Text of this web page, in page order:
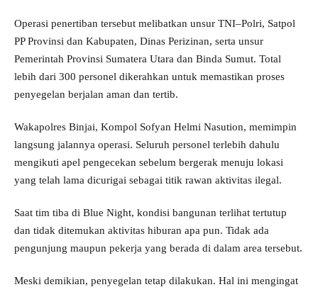
Operasi penertiban tersebut melibatkan unsur TNI–Polri, Satpol
PP Provinsi dan Kabupaten, Dinas Perizinan, serta unsur
Pemerintah Provinsi Sumatera Utara dan Binda Sumut. Total
lebih dari 300 personel dikerahkan untuk memastikan proses
penyegelan berjalan aman dan tertib.
Wakapolres Binjai, Kompol Sofyan Helmi Nasution, memimpin
langsung jalannya operasi. Seluruh personel terlebih dahulu
mengikuti apel pengecekan sebelum bergerak menuju lokasi
yang telah lama dicurigai sebagai titik rawan aktivitas ilegal.
Saat tim tiba di Blue Night, kondisi bangunan terlihat tertutup
dan tidak ditemukan aktivitas hiburan apa pun. Tidak ada
pengunjung maupun pekerja yang berada di dalam area tersebut.
Meski demikian, penyegelan tetap dilakukan. Hal ini mengingat